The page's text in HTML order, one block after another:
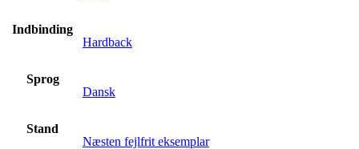
Indbinding
Hardback
Sprog
Dansk
Stand
Næsten fejlfrit eksemplar